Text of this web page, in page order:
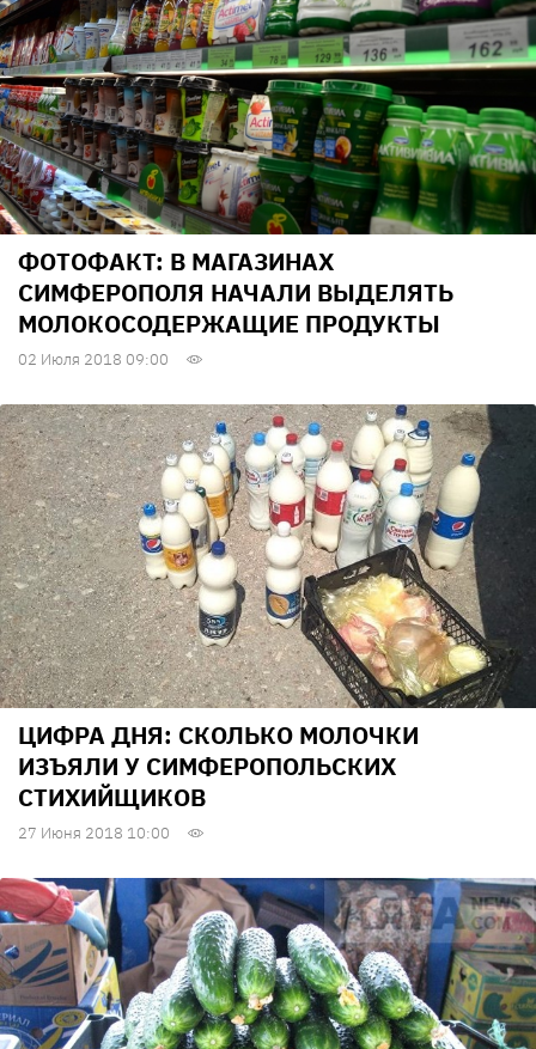
ФОТОФАКТ: В МАГАЗИНАХ
СИМФЕРОПОЛЯ НАЧАЛИ ВЫДЕЛЯТЬ
МОЛОКОСОДЕРЖАЩИЕ ПРОДУКТЫ
02 Июля 2018 09:00
ЦИФРА ДНЯ: СКОЛЬКО МОЛОЧКИ
ИЗЪЯЛИ У СИМФЕРОПОЛЬСКИХ
СТИХИЙЩИКОВ
27 Июня 2018 10:00